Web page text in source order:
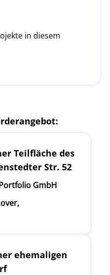
in diesem
Teilfläche des
Str. 52
GmbH
ehemaligen